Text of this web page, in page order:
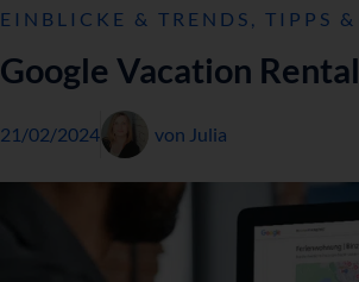
EINBLICKE & TRENDS , TIPPS
Google Vacation
21/02/2024 von Julia